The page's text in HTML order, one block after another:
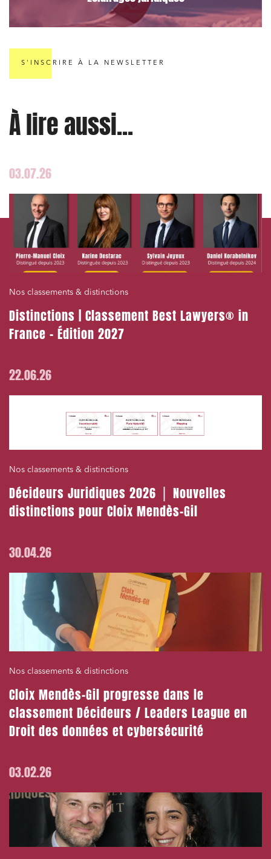
S'INSCRIRE À LA NEWSLETTER
À lire aussi...
03.07.26
Nos classements & distinctions
Distinctions | Classement Best Lawyers® in
France – Édition 2027
22.06.26
Nos classements & distinctions
Décideurs Juridiques 2026 ⎪ Nouvelles
distinctions pour Cloix Mendès-Gil
30.04.26
Nos classements & distinctions
Cloix Mendès-Gil progresse dans le
classement Décideurs / Leaders League en
Droit des données et cybersécurité
03.02.26
Droit des sociétés et Fusions-Acquisitions
J'ai lu et j'accepte la